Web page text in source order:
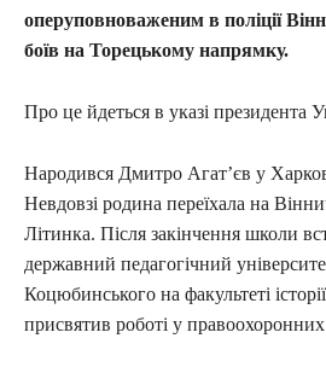
оперуповноваженим в поліції
боїв на Торецькому напрямку.
Про це йдеться в указі президента
Народився Дмитро Агат’єв у
Невдовзі родина переїхала на
Літинка. Після закінчення школи
державний педагогічний
Коцюбинського на факультеті
присвятив роботі у